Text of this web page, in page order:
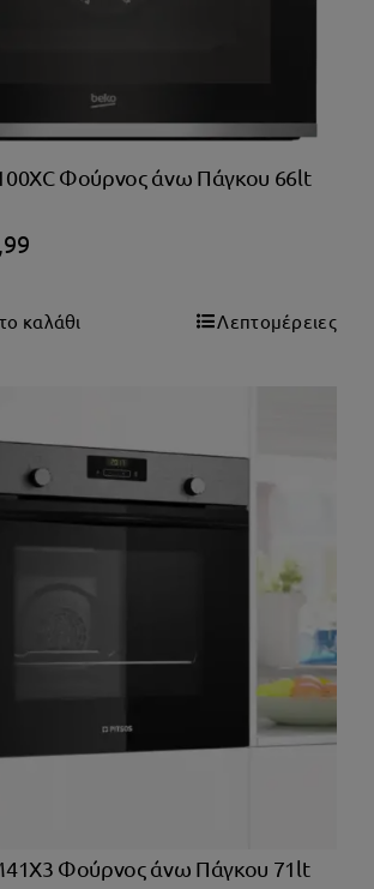
Φούρνος άνω Πάγκου 66lt
τιμή
καλάθι Λεπτομέρειες
Φούρνος άνω Πάγκου 71lt